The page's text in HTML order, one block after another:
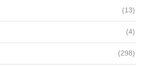
(13)
(4)
(298)